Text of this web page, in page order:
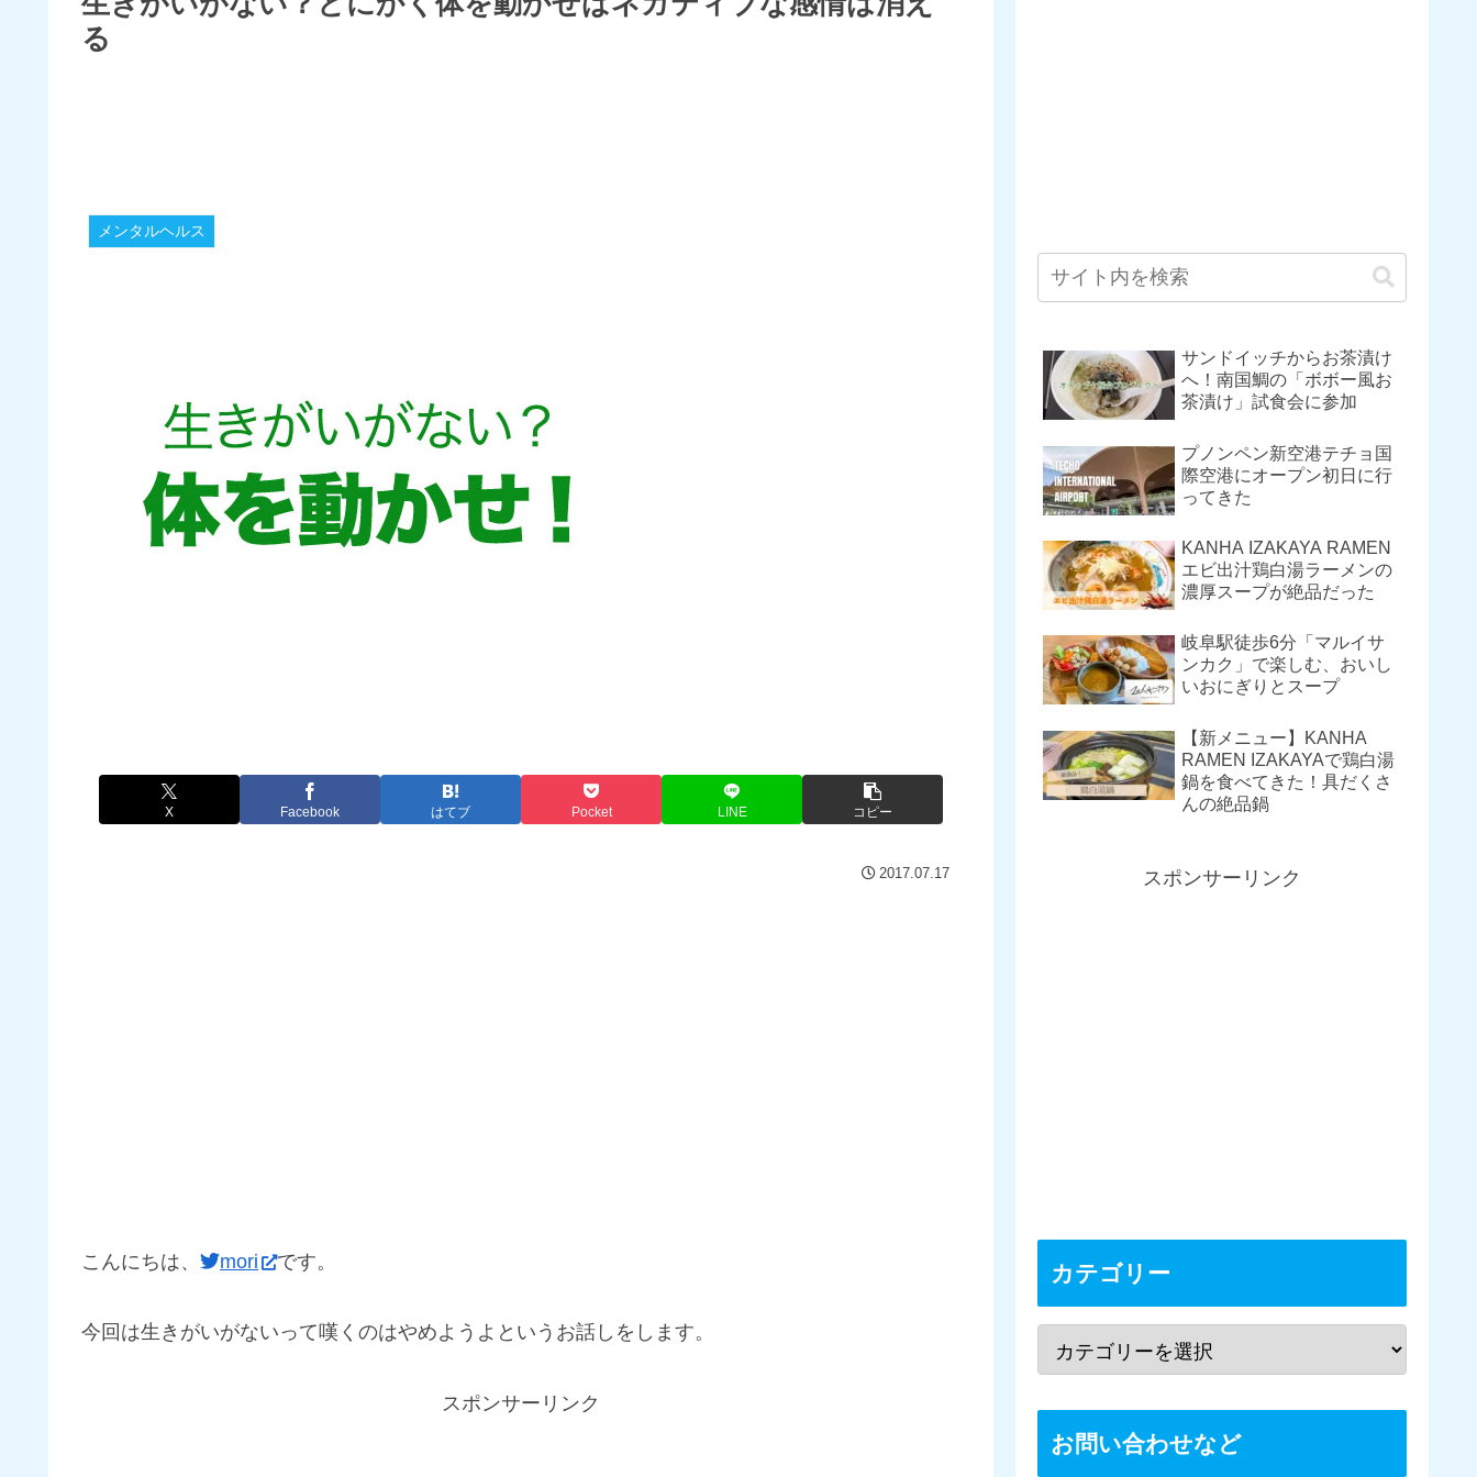
る
メンタルヘルス
X Facebook はてブ Pocket LINE コピー
2017.07.17
こんにちは、 mori です。
今回は生きがいがないって嘆くのはやめようよというお話しをします。
スポンサーリンク
サンドイッチからお茶漬け
へ！南国鯛の「ボボー風お
茶漬け」試食会に参加
プノンペン新空港テチョ国
際空港にオープン初日に行
ってきた
KANHA IZAKAYA RAMEN
エビ出汁鶏白湯ラーメンの
濃厚スープが絶品だった
岐阜駅徒歩6分「マルイサ
ンカク」で楽しむ、おいし
いおにぎりとスープ
【新メニュー】KANHA
RAMEN IZAKAYAで鶏白湯
鍋を食べてきた！具だくさ
んの絶品鍋
スポンサーリンク
カテゴリー
お問い合わせなど